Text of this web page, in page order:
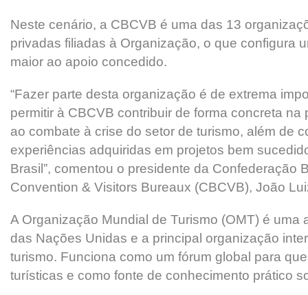
Neste cenário, a CBCVB é uma das 13
privadas filiadas à Organização, o que configura
maior ao apoio concedido.
“Fazer parte desta organização é de extrema
permitir à CBCVB contribuir de forma concreta
ao combate à crise do setor de turismo, além de
experiências adquiridas em projetos bem
Brasil”, comentou o presidente da Confederação
Convention & Visitors Bureaux (CBCVB), João
A Organização Mundial de Turismo (OMT) é uma
das Nações Unidas e a principal organização
turismo. Funciona como um fórum global para
turísticas e como fonte de conhecimento prático